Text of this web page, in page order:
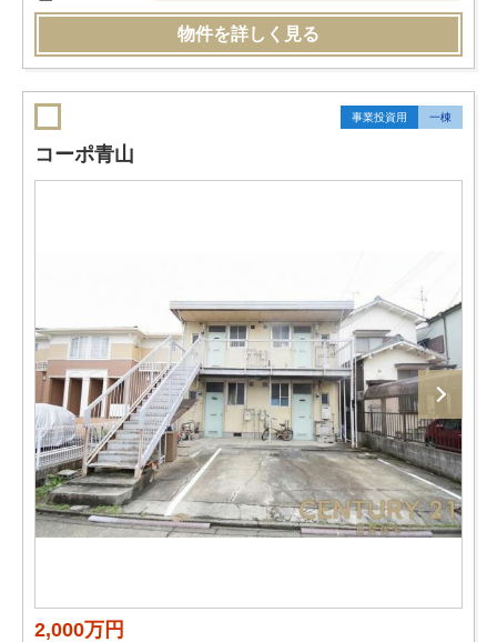
物件を詳しく見る
事業投資用 一棟
コーポ青山
2,000万円